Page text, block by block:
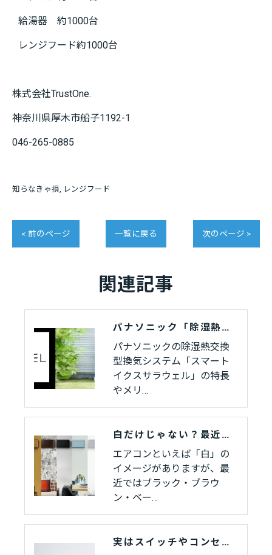
給湯器 約1000台
レンジフード約1000台
株式会社TrustOne.
神奈川県厚木市船子1192-1
046-265-0885
知らなきゃ損 レンジフード
< 前のページ 一覧に戻る 次のページ >
関連記事
パナソニック「除湿熱交換型換気システム スマートイクスサラウェル」とは？快適な暮らしを叶える換気システムをご紹介
パナソニックの除湿熱交換
型換気システム「スマート
イクスサラウェル」の特長
やメリ…
白だけじゃない？最近のエアコンカラーバリエーションをご紹介
エアコンといえば「白」の
イメージがありますが、最
近ではブラック・ブラウ
ン・ベー…
実はスイッチやコンセントは色が変えれます！！